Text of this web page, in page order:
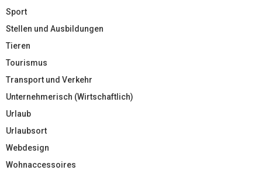
Sport
Stellen und Ausbildungen
Tieren
Tourismus
Transport und Verkehr
Unternehmerisch (Wirtschaftlich)
Urlaub
Urlaubsort
Webdesign
Wohnaccessoires